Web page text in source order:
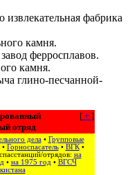
фабрика
камня.
ферросплавов.
камня.
глино-песчанной-
[+ ]
отряд
дела• Групповые
• Горноспасатель• ВГК•
отрядов: на
• на 1975 год• ВГСЧ